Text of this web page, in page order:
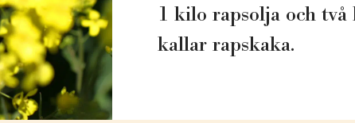
1 kilo rapsolja och
kallar rapskaka.